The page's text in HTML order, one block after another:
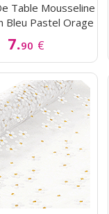
Table Mousseline
Bleu Pastel Orage
7.90 €